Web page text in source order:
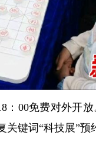
：00免费对外开
键词“科技展”预